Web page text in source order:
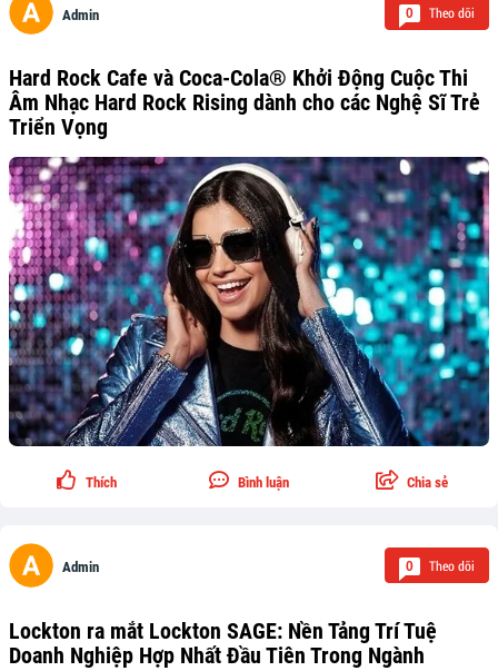
Admin 0 Theo dõi
Hard Rock Cafe và Coca-Cola® Khởi Động Cuộc Thi
Âm Nhạc Hard Rock Rising dành cho các Nghệ Sĩ Trẻ
Triển Vọng
Thích Bình luận Chia sẻ
Admin 0 Theo dõi
Lockton ra mắt Lockton SAGE: Nền Tảng Trí Tuệ
Doanh Nghiệp Hợp Nhất Đầu Tiên Trong Ngành